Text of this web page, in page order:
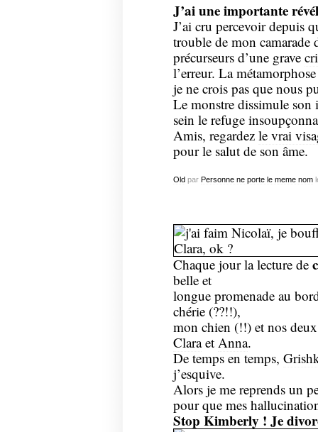
J’ai une importante
J’ai cru percevoir depuis
trouble de mon camarade
précurseurs d’une grave
l’erreur. La
je ne crois pas que nous
Le monstre dissimule son
sein le refuge
Amis, regardez le vrai
pour le salut de son âme.
Oldpar Personne ne porte le meme nom
Chaque jour la lecture de
belle et
longue promenade au
chérie (??!!),
mon chien (!!) et nos
ClaraetAnna.
De temps en temps,
j’esquive.
Alors je me reprends un
pour que mes
Stop Kimberly ! Je